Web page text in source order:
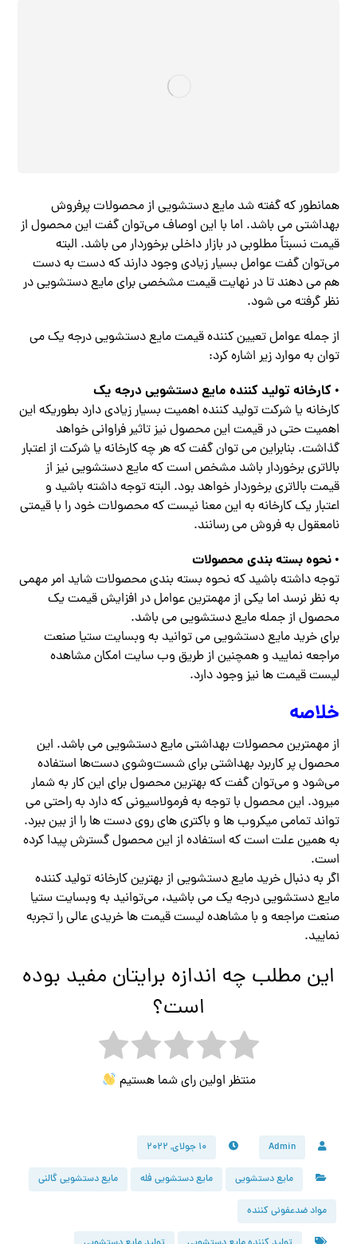
همانطور که گفته شد مایع دستشویی از محصولات پرفروش
بهداشتی می باشد. اما با این اوصاف می‌توان گفت این محصول از
قیمت نسبتاً مطلوبی در بازار داخلی برخوردار می باشد. البته
می‌توان گفت عوامل بسیار زیادی وجود دارند که دست به دست
هم می‌ دهند تا در نهایت قیمت مشخصی برای مایع دستشویی در
نظر گرفته می شود.
از جمله عوامل تعیین کننده قیمت مایع دستشویی درجه یک می
توان به موارد زیر اشاره کرد:
•کارخانه تولید کننده مایع دستشویی درجه یک
کارخانه یا شرکت تولید کننده اهمیت بسیار زیادی دارد بطوریکه این
اهمیت حتی در قیمت این محصول نیز تاثیر فراوانی خواهد
گذاشت. بنابراین می توان گفت که هر چه کارخانه یا شرکت از اعتبار
بالاتری برخوردار باشد مشخص است که مایع دستشویی نیز از
قیمت بالاتری برخوردار خواهد بود. البته توجه داشته باشید و
اعتبار یک کارخانه به این معنا نیست که محصولات خود را با قیمتی
نامعقول به فروش می رسانند.
•نحوه بسته بندی محصولات
توجه داشته باشید که نحوه بسته بندی محصولات شاید امر مهمی
به نظر نرسد اما یکی از مهمترین عوامل در افزایش قیمت یک
محصول از جمله مایع دستشویی می باشد‌.
برای خرید مایع دستشویی می توانید به وبسایت ستیا صنعت
مراجعه نمایید و همچنین از طریق وب سایت امکان مشاهده
لیست قیمت ها نیز وجود دارد.
خلاصه
از مهمترین محصولات بهداشتی مایع دستشویی می باشد. این
محصول پر کاربرد بهداشتی برای شست‌وشوی دست‌ها استفاده
می‌شود و می‌توان گفت که بهترین محصول برای این کار به شمار
میرود‌. این محصول با توجه به فرمولاسیونی که دارد به راحتی می
تواند تمامی میکروب ها و باکتری های روی دست ها را از بین ببرد.
به همین علت است که استفاده از این محصول گسترش پیدا کرده
است.
اگر به دنبال خرید مایع دستشویی از بهترین کارخانه تولید کننده
مایع دستشویی درجه یک می باشید، می‌توانید به وبسایت ستیا
صنعت مراجعه و با مشاهده لیست قیمت ها خریدی عالی را تجربه
نمایید.
این مطلب چه اندازه برایتان مفید بوده
است؟
منتظر اولین رای شما هستیم
Admin ۱۰ جولای, ۲۰۲۲
مایع دستشویی مایع دستشویی فله مایع دستشویی گالنی
مواد ضدعفونی کننده